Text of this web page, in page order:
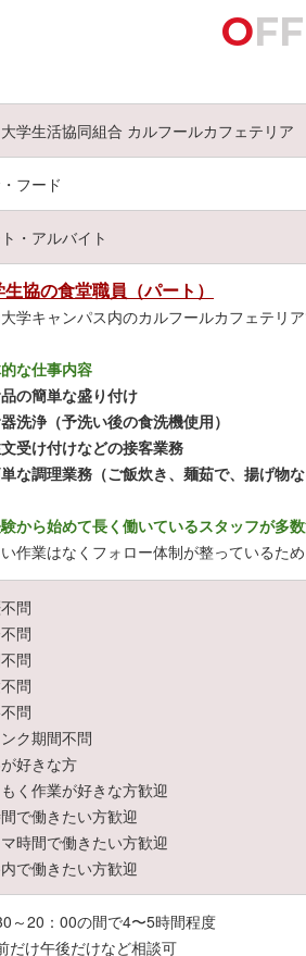
、わからないこともすぐに質問できて安心
の長期休暇があり、勤務時間は相談に応
タイルに合わせた働き方もサポート。
男女問わず活躍できます。
急なお休みも柔軟に対応。
ての方でもすぐに慣れることができます。
/時)が付くのも嬉しいポイント♪
に楽しく働きませんか？
学生活協同組合 カルフールカフェテリア
フード
・アルバイト
生協の食堂職員（パート）
学キャンパス内のカルフールカフェテリ
な仕事内容
の簡単な盛り付け
洗浄（予洗い後の食洗機使用）
受け付けなどの接客業務
な調理業務（ご飯炊き、麺茹で、揚げ物な
から始めて長く働いているスタッフが多数
作業はなくフォロー体制が整っているた
問
問
問
問
問
ク期間不問
好きな方
く作業が好きな方歓迎
で働きたい方歓迎
時間で働きたい方歓迎
で働きたい方歓迎
～20：00の間で4〜5時間程度
だけ午後だけなど相談可